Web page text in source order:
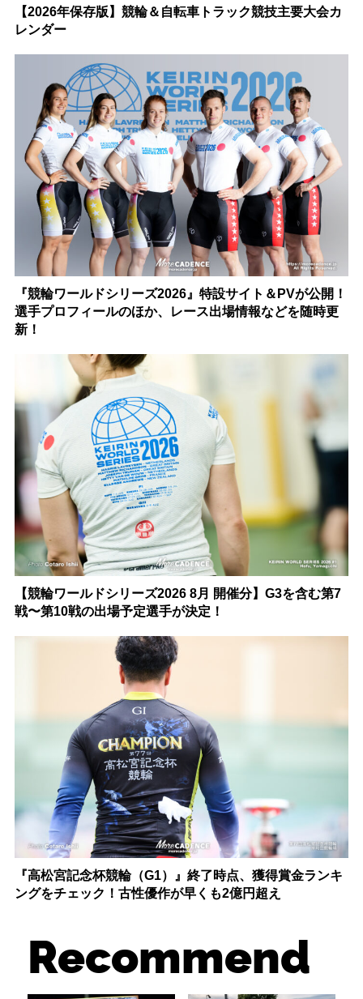
【2026年保存版】競輪＆自転車トラック競技主要大会カ
レンダー
『競輪ワールドシリーズ2026』特設サイト＆PVが公開！
選手プロフィールのほか、レース出場情報などを随時更
新！
【競輪ワールドシリーズ2026 8月 開催分】G3を含む第7
戦〜第10戦の出場予定選手が決定！
『高松宮記念杯競輪（G1）』終了時点、獲得賞金ランキ
ングをチェック！古性優作が早くも2億円超え
Recommend